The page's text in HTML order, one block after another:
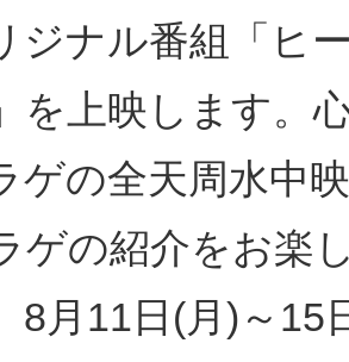
ジナル番組「ヒ
を上映します。
ゲの全天周水中
ゲの紹介をお楽
11日(月)～15